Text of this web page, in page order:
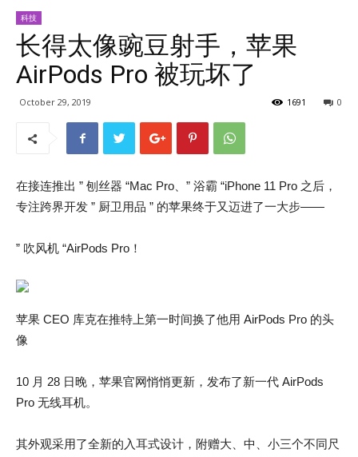
科技
长得太像豌豆射手，苹果
AirPods Pro 被玩坏了
October 29, 2019 0
1691
在接连推出 ” 刨丝器 “Mac Pro、” 浴霸 “iPhone 11 Pro 之后，
专注跨界开发 ” 厨卫用品 ” 的苹果终于又迈进了一大步——
” 吹风机 “AirPods Pro！
苹果 CEO 库克在推特上第一时间换了他用 AirPods Pro 的头
像
10 月 28 日晚，苹果官网悄悄更新，发布了新一代 AirPods
Pro 无线耳机。
其外观采用了全新的入耳式设计，附赠大、中、小三个不同尺